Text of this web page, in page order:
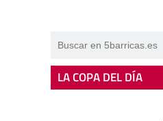
LA COPA DEL DÍA